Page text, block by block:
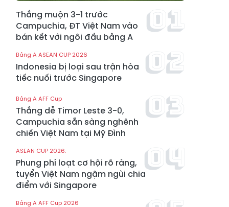
Thắng muộn 3-1 trước
Campuchia, ĐT Việt Nam vào
bán kết với ngôi đầu bảng A
Bảng A ASEAN CUP 2026
Indonesia bị loại sau trận hòa
tiếc nuối trước Singapore
Bảng A AFF Cup
Thắng dễ Timor Leste 3-0,
Campuchia sẵn sàng nghênh
chiến Việt Nam tại Mỹ Đình
ASEAN CUP 2026:
Phung phí loạt cơ hội rõ ràng,
tuyển Việt Nam ngậm ngùi chia
điểm với Singapore
Bảng A AFF Cup 2026